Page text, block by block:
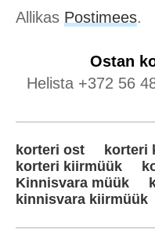
Allikas Postimees.
Ostan
Helista +372 56
korteri ost
korteri
korteri kiirmüük
Kinnisvara müük
kinnisvara kiirmüük